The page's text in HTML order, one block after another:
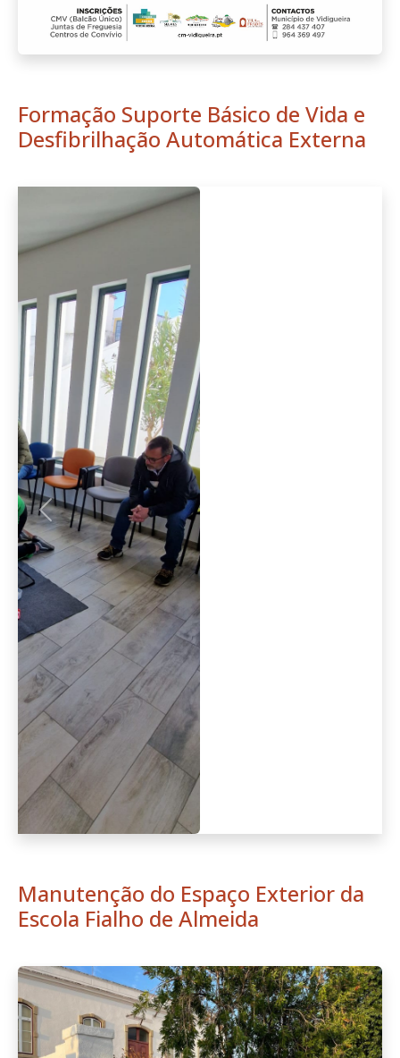
Formação Suporte Básico de Vida e
Desfibrilhação Automática Externa
Anterior
Manutenção do Espaço Exterior da
Escola Fialho de Almeida